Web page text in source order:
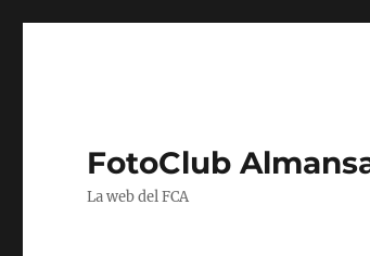
FotoClub
La web del FCA